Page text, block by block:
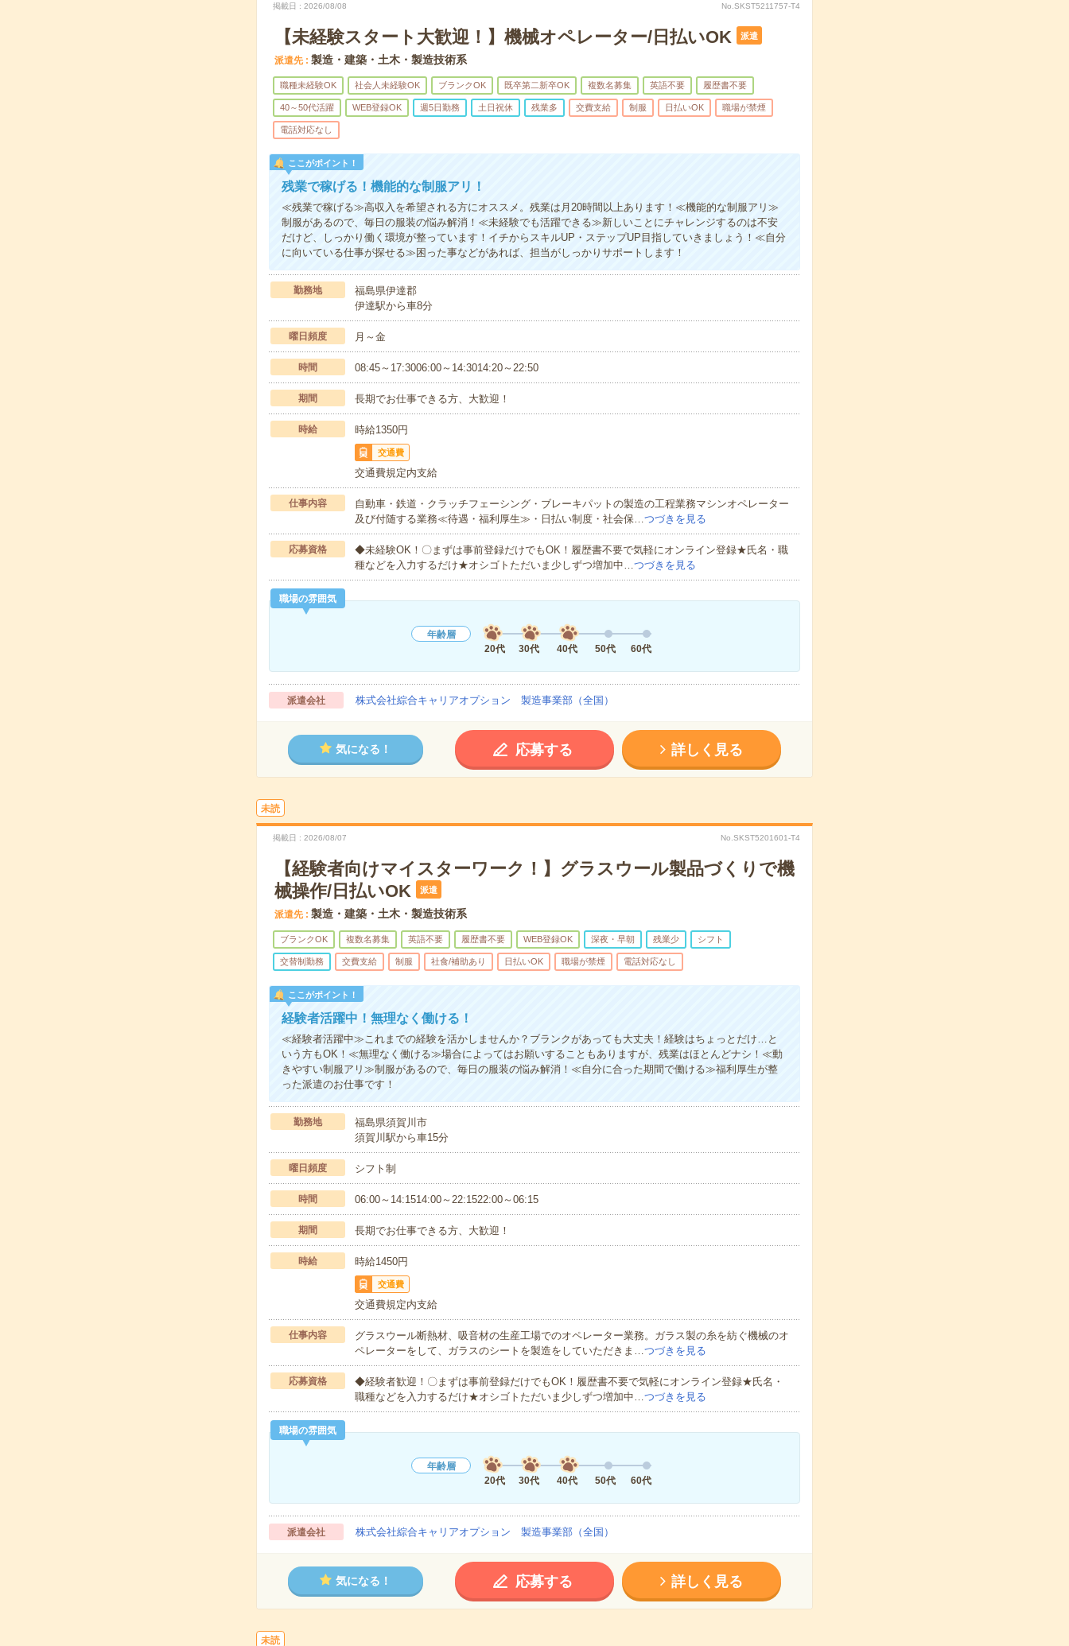
掲載日 2026/08/08 No.SKST5211757-T4
【未経験スタート大歓迎！】機械オペレーター/日払いOK 派遣
派遣先 製造・建築・土木・製造技術系
職種未経験OK 社会人未経験OK ブランクOK 既卒第二新卒OK 複数名募集 英語不要 履歴書不要
40～50代活躍 WEB登録OK 週5日勤務 土日祝休 残業多 交費支給 制服 日払いOK 職場が禁煙
電話対応なし
ここがポイント！
残業で稼げる！機能的な制服アリ！
≪残業で稼げる≫高収入を希望される方にオススメ。残業は月20時間以上あります！≪機能的な制服アリ≫
制服があるので、毎日の服装の悩み解消！≪未経験でも活躍できる≫新しいことにチャレンジするのは不安
だけど、しっかり働く環境が整っています！イチからスキルUP・ステップUP目指していきましょう！≪自分
に向いている仕事が探せる≫困った事などがあれば、担当がしっかりサポートします！
勤務地
福島県伊達郡
伊達駅から車8分
曜日頻度 月～金
時間 08:45～17:3006:00～14:3014:20～22:50
期間 長期でお仕事できる方、大歓迎！
時給 時給1350円
交通費
交通費規定内支給
仕事内容
自動車・鉄道・クラッチフェーシング・ブレーキパットの製造の工程業務マシンオペレーター
及び付随する業務≪待遇・福利厚生≫・日払い制度・社会保…つづきを見る
応募資格
◆未経験OK！〇まずは事前登録だけでもOK！履歴書不要で気軽にオンライン登録★氏名・職
種などを入力するだけ★オシゴトただいま少しずつ増加中…つづきを見る
職場の雰囲気
年齢層
20代
30代 40代 50代 60代
派遣会社 株式会社綜合キャリアオプション 製造事業部（全国）
気になる！ 応募する 詳しく見る
未読
掲載日 2026/08/07 No.SKST5201601-T4
【経験者向けマイスターワーク！】グラスウール製品づくりで機
械操作/日払いOK
派遣
派遣先 製造・建築・土木・製造技術系
ブランクOK 複数名募集 英語不要 履歴書不要 WEB登録OK 深夜・早朝 残業少 シフト
交替制勤務 交費支給 制服 社食/補助あり 日払いOK 職場が禁煙 電話対応なし
ここがポイント！
経験者活躍中！無理なく働ける！
≪経験者活躍中≫これまでの経験を活かしませんか？ブランクがあっても大丈夫！経験はちょっとだけ…と
いう方もOK！≪無理なく働ける≫場合によってはお願いすることもありますが、残業はほとんどナシ！≪動
きやすい制服アリ≫制服があるので、毎日の服装の悩み解消！≪自分に合った期間で働ける≫福利厚生が整
った派遣のお仕事です！
勤務地
福島県須賀川市
須賀川駅から車15分
曜日頻度 シフト制
時間 06:00～14:1514:00～22:1522:00～06:15
期間 長期でお仕事できる方、大歓迎！
時給 時給1450円
交通費
交通費規定内支給
仕事内容
グラスウール断熱材、吸音材の生産工場でのオペレーター業務。ガラス製の糸を紡ぐ機械のオ
ペレーターをして、ガラスのシートを製造をしていただきま…つづきを見る
応募資格
◆経験者歓迎！〇まずは事前登録だけでもOK！履歴書不要で気軽にオンライン登録★氏名・
職種などを入力するだけ★オシゴトただいま少しずつ増加中…つづきを見る
職場の雰囲気
年齢層
20代
30代 40代 50代 60代
派遣会社 株式会社綜合キャリアオプション 製造事業部（全国）
気になる！ 応募する 詳しく見る
未読